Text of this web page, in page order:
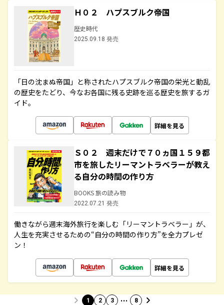
Ｈ０２ ハプスブルク帝国
歴史時代
2025.09.18 発売
「日の沈まぬ帝国」と称されたハプスブルク帝国の栄光と動乱
の歴史をたどり、今なお各国に残る史跡を巡る歴史を旅するガ
イド。
詳細を見る
Ｓ０２ 週末だけで７０ヵ国１５９都
市を旅したリーマントラベラーが教え
る自分の時間の作り方
BOOKS 旅の読み物
2022.07.21 発売
働きながら週末海外旅行を楽しむ「リーマントラベラー」が、
人生を充実させるための“自分の時間の作り方”を全力プレゼ
ン！
詳細を見る
1 2 3 … 8